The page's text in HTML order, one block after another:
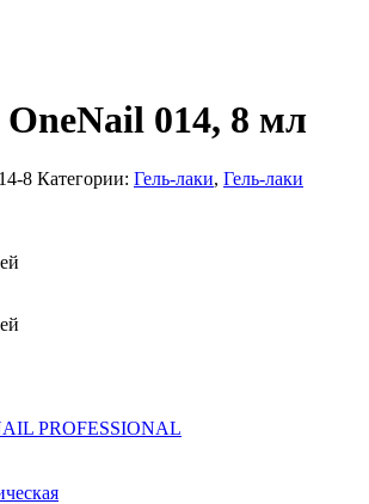
014, 8 мл
8 Категории: Гель-лаки, Гель-лаки
PROFESSIONAL